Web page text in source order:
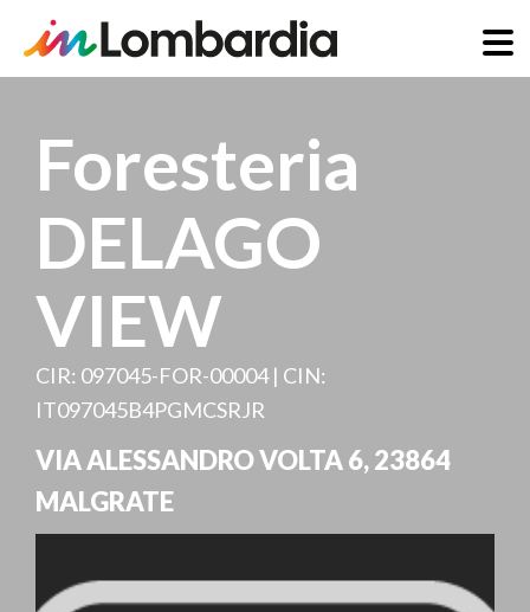
contenuto
principale
Foresteria
DELAGO
VIEW
CIR: 097045-FOR-00004 | CIN:
IT097045B4PGMCSRJR
VIA ALESSANDRO VOLTA 6,23864
MALGRATE